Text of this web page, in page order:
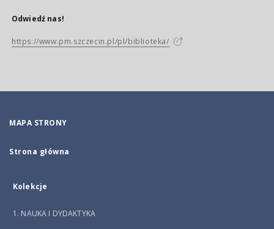
Odwiedź nas!
https://www.pm.szczecin.pl/pl/biblioteka/
MAPA STRONY
Strona główna
Kolekcje
1. NAUKA I DYDAKTYKA